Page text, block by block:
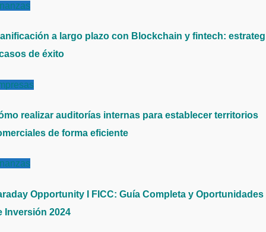
a largo plazo con Blockchain y fintech:
de éxito
realizar auditorías internas para establecer territorios
de forma eficiente
Opportunity I FICC: Guía Completa y Oportunidades
Inversión 2024